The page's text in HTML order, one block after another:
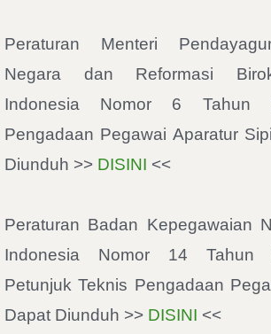
Peraturan Menteri
Negara dan Reformasi
Indonesia Nomor 6 Tahun
Pengadaan Pegawai Aparatur
Diunduh >> DISINI <<
Peraturan Badan Kepegawaian
Indonesia Nomor 14 Tahun
Petunjuk Teknis Pengadaan
Dapat Diunduh >> DISINI <<